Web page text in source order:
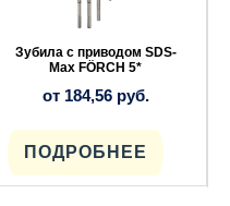
Зубила с приводом SDS-
Max FÖRCH 5*
от 184,56 руб.
ПОДРОБНЕЕ
выбрать
товара.